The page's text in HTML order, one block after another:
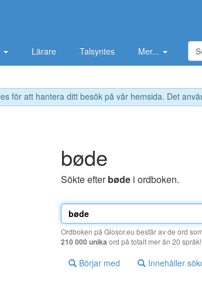
för att hantera ditt besök på vår hemsida. Det
Lärare Talsyntes Mer...
bøde
Sökte efterbøde i ordboken.
Ordboken på Glosor.eu består av de ord
210 000 unika ord på totalt mer än 20 språk!
Börjar med Innehåller